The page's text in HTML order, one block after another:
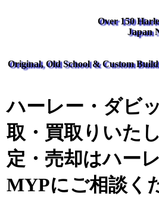
Over 150
Japan
Original, Old School & Custom
ハーレー・ダビ
取・買取りいた
定・売却はハー
MYPにご相談く